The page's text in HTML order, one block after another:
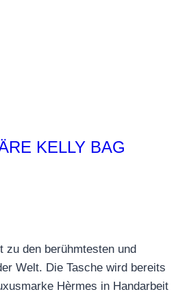
KELLY BAG
zu den berühmtesten und
Welt. Die Tasche wird bereits
Hèrmes in Handarbeit